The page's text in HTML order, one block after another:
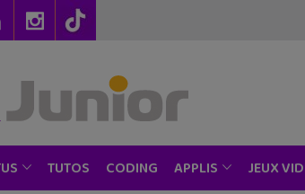
TUTOS CODING APPLIS JEUX